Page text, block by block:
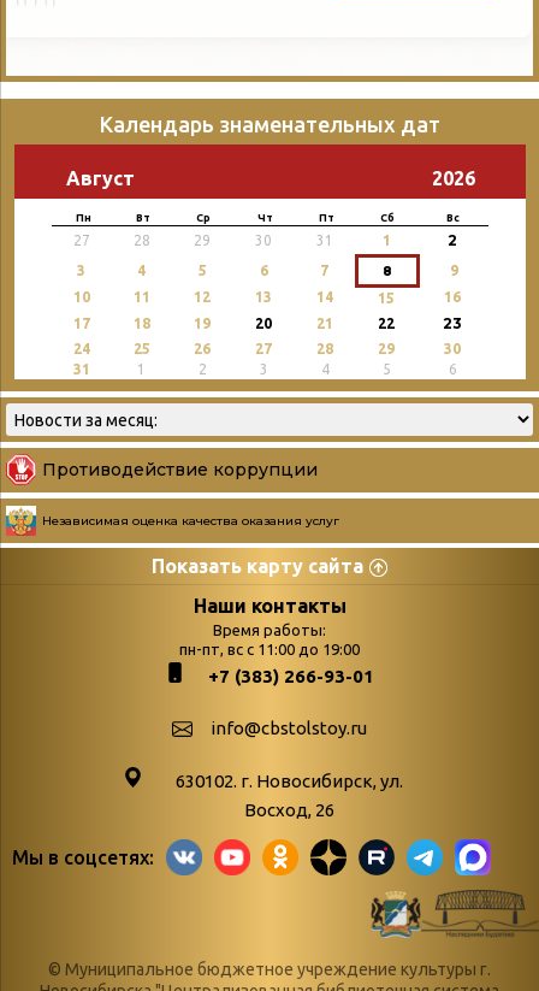
Календарь знаменательных дат
Август 2026
Пн Вт Ср Чт Пт Сб Вс
27 28 29 30 31 1 2
3 4 5 6 7 8
9
10
11 12 13 14 15
16
17
18 19 20 21 22 23
24 25 26 27 28 29
30
31
1 2 3 4 5 6
Противодействие коррупции
Независимая оценка качества оказания услуг
Показать карту сайта
Страницы
podvedenie-itogov-festivalya-
paskhalnaya-palitra
Библионочь – как ярмарка точь-в-
Конференции, семинары,
поступлений
Война. Народ.
живые»
«Мне всё
снятся
военной поры
Наши контакты
Время работы:
пн-пт, вс с 11:00 до 19:00
+7 (383) 266-93-01
info@cbstolstoy.ru
630102. г. Новосибирск, ул.
Восход, 26
Мы в соцсетях:
© Муниципальное бюджетное учреждение культуры г.